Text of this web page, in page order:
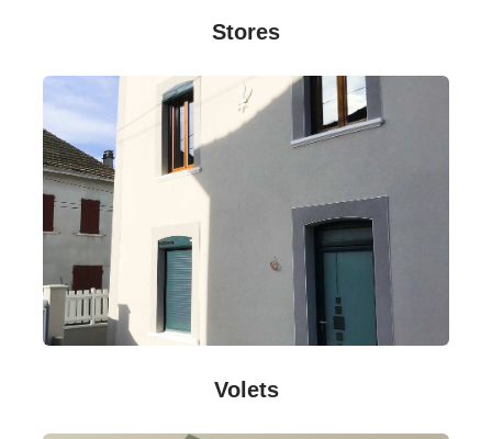
Stores
Volets